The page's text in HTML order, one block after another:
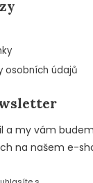
osobních údajů
a my vám
na našem e-